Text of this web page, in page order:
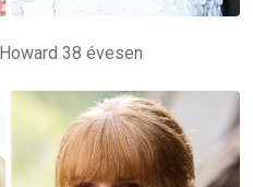
38 évesen